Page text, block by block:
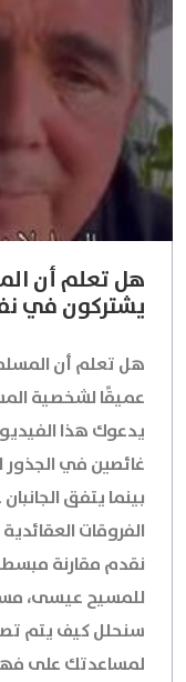
هل تعلم أن
يشتركون في
هل تعلم أن
عميقًا لشخصية
يدعوك هذا الفيديو
غائصين في الجذور
بينما يتفق
الفروقات
نقدم مقارنة
للمسيح عيسى،
سنحلل كيف يتم
لمساعدتك على